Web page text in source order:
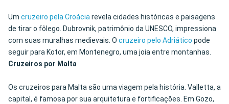
Um cruzeiro pela Croáciarevela cidades históricas e paisagens
de tirar o fôlego. Dubrovnik, patrimônio da UNESCO, impressiona
com suas muralhas medievais. O cruzeiro pelo Adriático pode
seguir para Kotor, em Montenegro, uma joia entre montanhas.
Cruzeiros por Malta
Os cruzeiros para Malta são uma viagem pela história. Valletta, a
capital, é famosa por sua arquitetura e fortificações. Em Gozo,